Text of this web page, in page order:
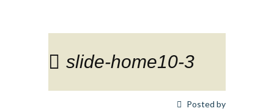
slide-home10-3
Posted by